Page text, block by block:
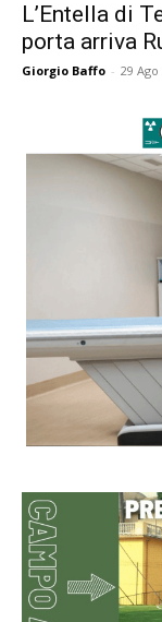
L’Entella di
porta arriva
Giorgio Baffo - 29 Ago